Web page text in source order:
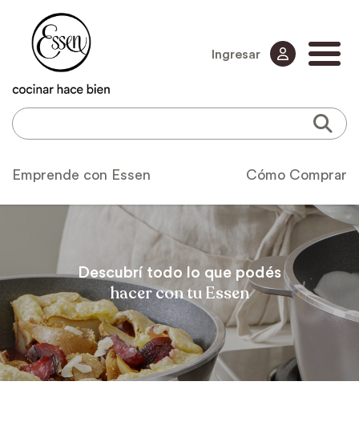
Ingresar
Emprende con Essen Cómo Comprar
Descubrí todo lo que podés
hacer con tu Essen